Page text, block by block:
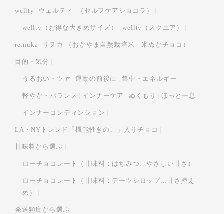
wellty -ウェルティ- （セルフケアショコラ）
wellty（お得な大きめサイズ） wellty（スクエア）
re:nuka -リヌカ-（おかやま自然栽培米 米ぬかチョコ）
目的・気分
うるおい・ツヤ 運動の前後に 集中・エネルギー
軽やか・バランス インナーケア ぬくもり ほっと一息
インナーコンディンション
LA・NYトレンド「機能性きのこ」入りチョコ
甘味料から選ぶ
ローチョコレート（甘味料：はちみつ…やさしい甘さ）
ローチョコレート（甘味料：デーツシロップ…甘さ控え
め）
発送頻度から選ぶ